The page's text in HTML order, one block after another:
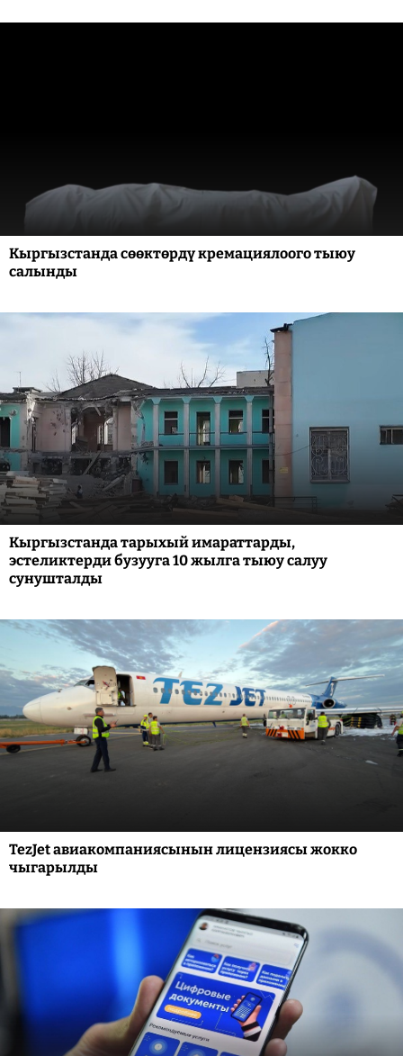
Кыргызстанда сөөктөрдү кремациялоого тыюу
салынды
Кыргызстанда тарыхый имараттарды,
эстеликтерди бузууга 10 жылга тыюу салуу
сунушталды
TezJet авиакомпаниясынын лицензиясы жокко
чыгарылды